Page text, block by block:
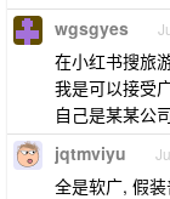
wgsgyes
在小红书搜旅
我是可以接受
自己是某某公
jqtmviyu
全是软广, 假